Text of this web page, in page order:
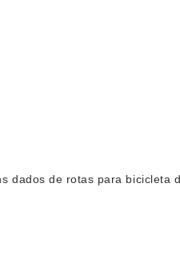
dados de rotas para bicicleta